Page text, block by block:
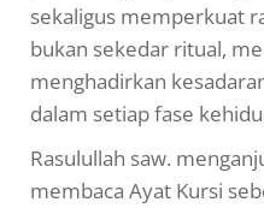
sekaligus memperkuat
bukan sekedar ritual,
menghadirkan
dalam setiap fase
Rasulullah saw.
membaca Ayat Kursi